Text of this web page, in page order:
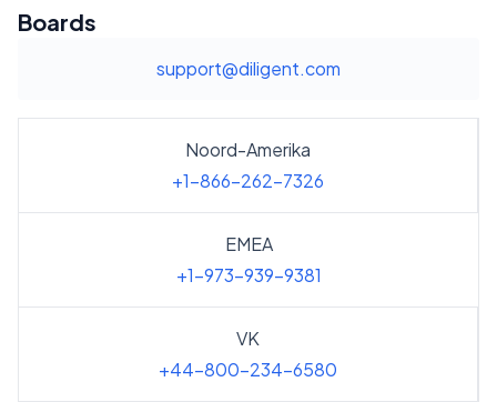
Boards
support@diligent.com
Noord-Amerika
+1-866-262-7326
EMEA
+1-973-939-9381
VK
+44-800-234-6580